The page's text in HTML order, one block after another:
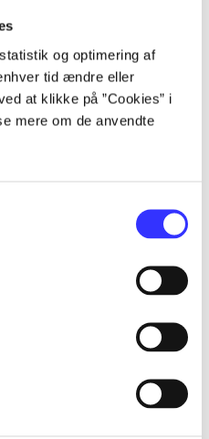
og optimering af
tid ændre eller
at klikke på ”Cookies” i
mere om de anvendte